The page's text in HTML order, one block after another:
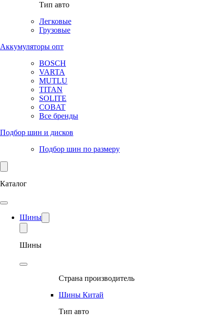
Тип авто
Легковые
Грузовые
Аккумуляторы опт
BOSCH
VARTA
MUTLU
TITAN
SOLITE
COBAT
Все бренды
Подбор шин и дисков
Подбор шин по размеру
Каталог
Шины
Шины
Страна производитель
Шины Китай
Тип авто